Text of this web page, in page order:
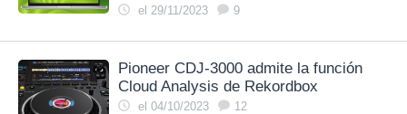
el 29/11/2023 9
Pioneer CDJ-3000 admite la función
Cloud Analysis de Rekordbox
el 04/10/2023 12